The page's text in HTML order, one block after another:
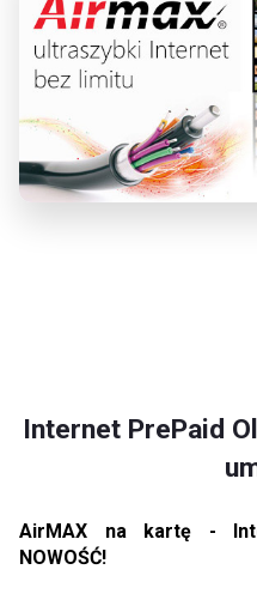
Internet PrePaid
AirMAX na kartę -
NOWOŚĆ!